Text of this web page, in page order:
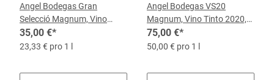
Angel Bodegas Gran
Selecció Magnum, Vino
Tinto 2020, 1,5-l-Flasche
35,00 €*
23,33 € pro 1 l
Angel Bodegas VS20
Magnum, Vino Tinto 2020,
1,5-l-Flasche
75,00 €*
50,00 € pro 1 l